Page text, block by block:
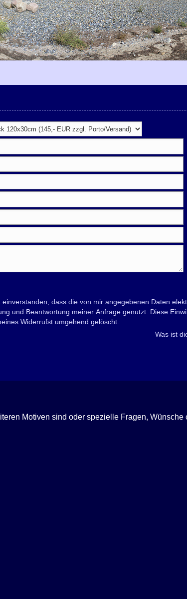
dass die von mir angegebenen Daten
und Beantwortung meiner Anfrage genutzt. Diese
Widerrufst umgehend gelöscht.
Was ist
Motiven sind oder spezielle Fragen, Wünsche